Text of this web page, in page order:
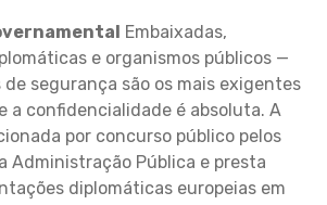
Embaixadas,
e organismos públicos —
segurança são os mais exigentes
a confidencialidade é absoluta. A
por concurso público pelos
Administração Pública e presta
diplomáticas europeias em